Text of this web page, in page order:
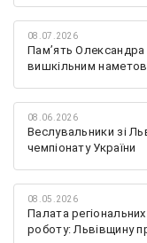
08.07.2026
Памʼять
вишкільним
08.06.2026
Веслувальники зі
чемпіонату України
08.05.2026
Палата
роботу: Львівщину